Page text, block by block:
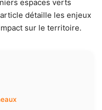
espaces verts
détaille les enjeux
sur le territoire.